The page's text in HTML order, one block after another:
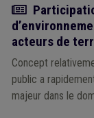
Article
acteurs de
Concept
public a
majeur dans le